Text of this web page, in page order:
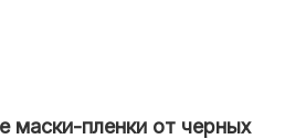
маски-пленки от черных